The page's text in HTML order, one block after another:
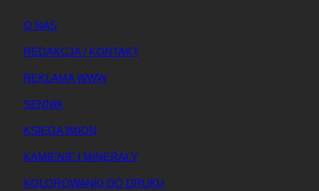
O NAS
REDAKCJA / KONTAKT
REKLAMA WWW
SENNIK
KSIĘGA IMION
KAMIENIE I MINERAŁY
KOLOROWANKI DO DRUKU